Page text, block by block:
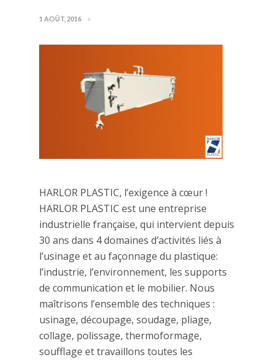
1 AOÛT, 2016
HARLOR PLASTIC, l’exigence à cœur !
HARLOR PLASTIC est une entreprise
industrielle française, qui intervient depuis
30 ans dans 4 domaines d’activités liés à
l’usinage et au façonnage du plastique:
l’industrie, l’environnement, les supports
de communication et le mobilier. Nous
maîtrisons l’ensemble des techniques :
usinage, découpage, soudage, pliage,
collage, polissage, thermoformage,
soufflage et travaillons toutes les